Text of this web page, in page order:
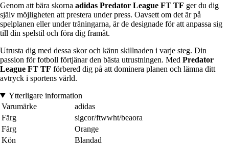
Genom att bära skorna adidas Predator League FT TF ger du dig
själv möjligheten att prestera under press. Oavsett om det är på
spelplanen eller under träningarna, är de designade för att anpassa sig
till din spelstil och föra dig framåt.
Utrusta dig med dessa skor och känn skillnaden i varje steg. Din
passion för fotboll förtjänar den bästa utrustningen. Med Predator
League FT TF förbered dig på att dominera planen och lämna ditt
avtryck i sportens värld.
Ytterligare information
Varumärke
adidas
Färg
sigcor/ftwwht/beaora
Färg
Orange
Kön
Blandad